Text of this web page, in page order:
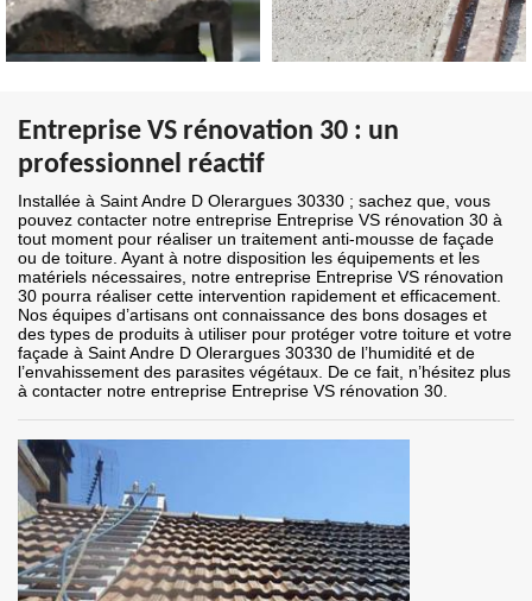
Entreprise VS rénovation 30 : un
professionnel réactif
Installée à Saint Andre D Olerargues 30330 ; sachez que, vous
pouvez contacter notre entreprise Entreprise VS rénovation 30 à
tout moment pour réaliser un traitement anti-mousse de façade
ou de toiture. Ayant à notre disposition les équipements et les
matériels nécessaires, notre entreprise Entreprise VS rénovation
30 pourra réaliser cette intervention rapidement et efficacement.
Nos équipes d’artisans ont connaissance des bons dosages et
des types de produits à utiliser pour protéger votre toiture et votre
façade à Saint Andre D Olerargues 30330 de l’humidité et de
l’envahissement des parasites végétaux. De ce fait, n’hésitez plus
à contacter notre entreprise Entreprise VS rénovation 30.